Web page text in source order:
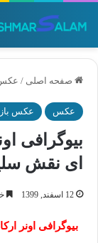
صفحه اصلی /
عکس عکس
بیوگرافی
ای نقش
12 اسفند, 1399
بیوگرافی اونر